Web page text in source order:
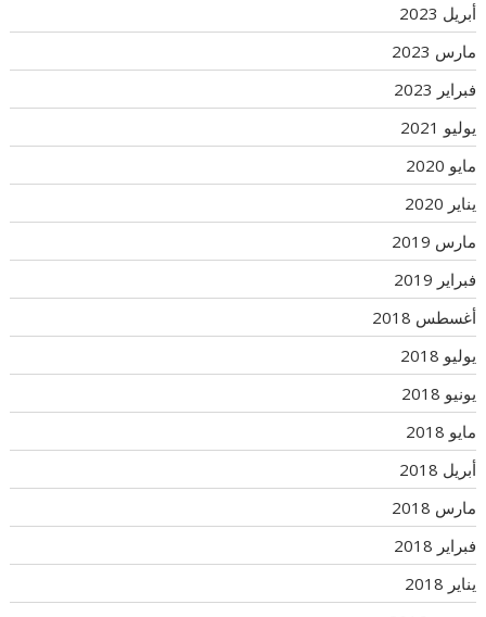
أبريل 2023
مارس 2023
فبراير 2023
يوليو 2021
مايو 2020
يناير 2020
مارس 2019
فبراير 2019
أغسطس 2018
يوليو 2018
يونيو 2018
مايو 2018
أبريل 2018
مارس 2018
فبراير 2018
يناير 2018